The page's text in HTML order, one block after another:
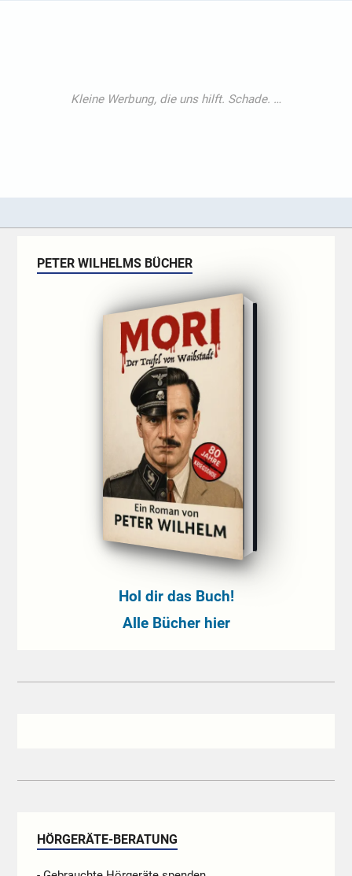
PETER WILHELMS BÜCHER
Hol dir das Buch!
Alle Bücher hier
HÖRGERÄTE-BERATUNG